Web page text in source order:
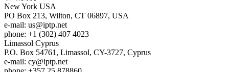
New York USA
PO Box 213, Wilton, CT 06897, USA
e-mail: us
iptp.net
phone: +1 (302) 407 4023
Limassol Cyprus
P.O. Box 54761, Limassol, CY-3727, Cyprus
e-mail: cy
iptp.net